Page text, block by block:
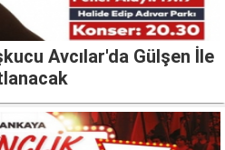
Avcılar'da Gülşen İle